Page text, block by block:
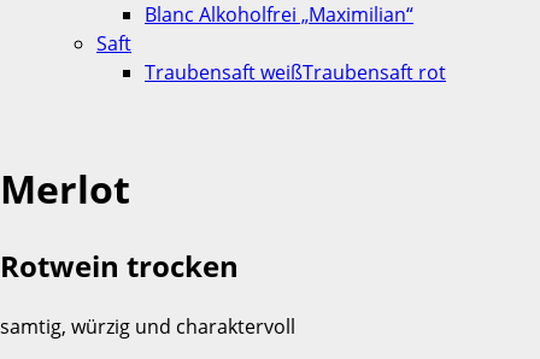
Blanc Alkoholfrei „Maximilian“
Saft
Traubensaft weißTraubensaft rot
Merlot
Rotwein trocken
samtig, würzig und charaktervoll